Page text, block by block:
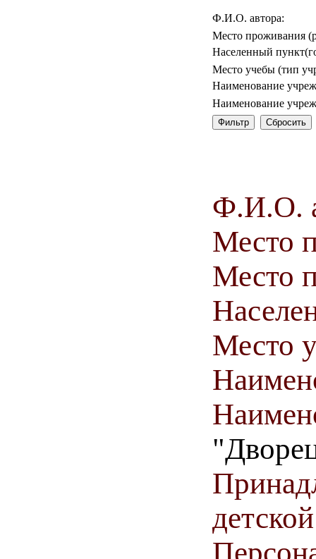
Ф.И.О. автора:
Место проживания
Населенный
Место учебы (тип
Наименование
Наименование
Ф.И.О.
Место
Место
Место